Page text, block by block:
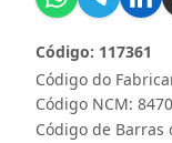
Código do
Código: 117361
Código NCM:
Código de Barras